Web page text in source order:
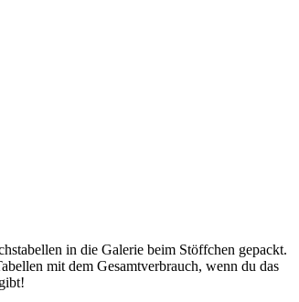
in die Galerie beim Stöffchen gepackt.
mit dem Gesamtverbrauch, wenn du das